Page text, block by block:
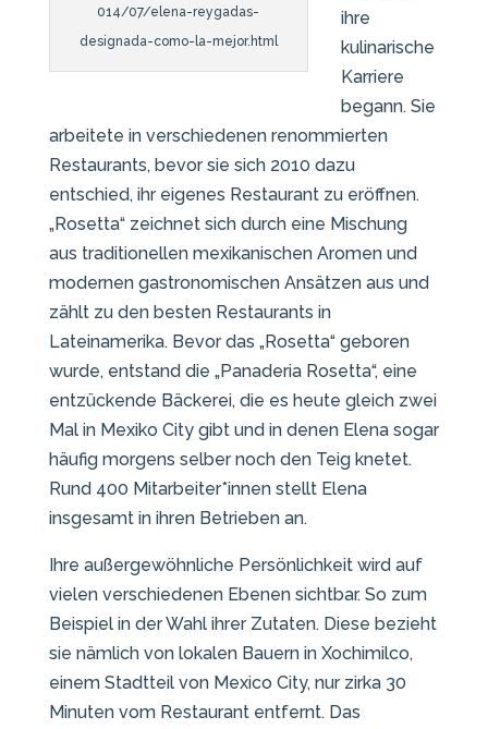
014/07/elena-reygadas-
designada-como-la-mejor.html
ihre
kulinarische
Karriere
begann. Sie
arbeitete in verschiedenen renommierten
Restaurants, bevor sie sich 2010 dazu
entschied, ihr eigenes Restaurant zu eröffnen.
„Rosetta“ zeichnet sich durch eine Mischung
aus traditionellen mexikanischen Aromen und
modernen gastronomischen Ansätzen aus und
zählt zu den besten Restaurants in
Lateinamerika. Bevor das „Rosetta“ geboren
wurde, entstand die „Panaderia Rosetta“, eine
entzückende Bäckerei, die es heute gleich zwei
Mal in Mexiko City gibt und in denen Elena sogar
häufig morgens selber noch den Teig knetet.
Rund 400 Mitarbeiter*innen stellt Elena
insgesamt in ihren Betrieben an.
Ihre außergewöhnliche Persönlichkeit wird auf
vielen verschiedenen Ebenen sichtbar. So zum
Beispiel in der Wahl ihrer Zutaten. Diese bezieht
sie nämlich von lokalen Bauern in Xochimilco,
einem Stadtteil von Mexico City, nur zirka 30
Minuten vom Restaurant entfernt. Das